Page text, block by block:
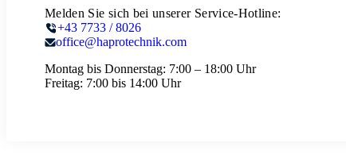
Melden Sie sich bei unserer Service-Hotline:
+43 7733 / 8026
office@haprotechnik.com
Montag bis Donnerstag: 7:00 – 18:00 Uhr
Freitag: 7:00 bis 14:00 Uhr